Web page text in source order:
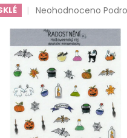
Průměrné
produktu
je
0,0
z
5
hvězdiček.
Neohodnoceno